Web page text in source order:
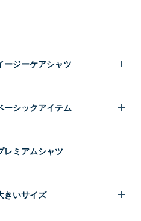
ージーケアシャツ
ーシックアイテム
レミアムシャツ
きいサイズ